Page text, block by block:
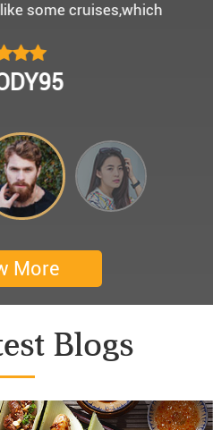
와 리무진 버스 덕분에 부
배려해서 리무진에서 앞좌
어 고마웠습니다.
억을 만들어 주었네요.
몽쉐리 크루즈에서 이쁜
로 깜짝 파티를 만들어 주
동을 받으셨답니다. 멋진
쉐리 크루즈와 Darian
사드려요 ^^
family good services.
happy everyday.
nice day.
More
Blogs